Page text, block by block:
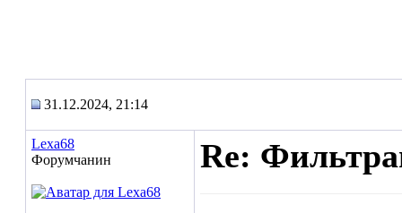
31.12.2024, 21:14
Lexa68
Форумчанин
Re: